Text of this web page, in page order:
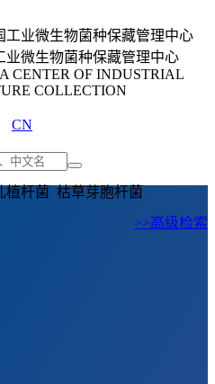
业微生物菌种保藏管理中心
CENTER OF INDUSTRIAL
COLLECTION
CN
植杆菌 枯草芽胞杆菌
>>高级检索